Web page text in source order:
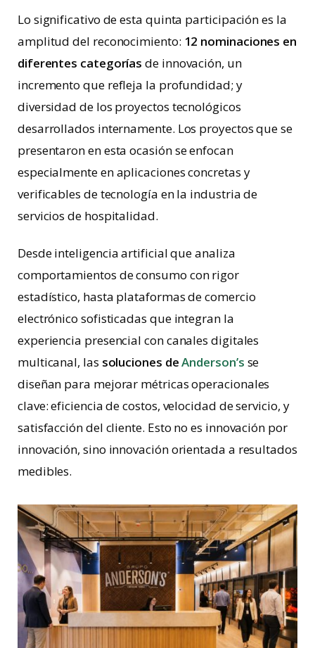
Lo significativo de esta quinta participación es la
amplitud del reconocimiento: 12 nominaciones en
diferentes categorías de innovación, un
incremento que refleja la profundidad; y
diversidad de los proyectos tecnológicos
desarrollados internamente. Los proyectos que se
presentaron en esta ocasión se enfocan
especialmente en aplicaciones concretas y
verificables de tecnología en la industria de
servicios de hospitalidad.
Desde inteligencia artificial que analiza
comportamientos de consumo con rigor
estadístico, hasta plataformas de comercio
electrónico sofisticadas que integran la
experiencia presencial con canales digitales
multicanal, las soluciones deAnderson’s se
diseñan para mejorar métricas operacionales
clave: eficiencia de costos, velocidad de servicio, y
satisfacción del cliente. Esto no es innovación por
innovación, sino innovación orientada a resultados
medibles.